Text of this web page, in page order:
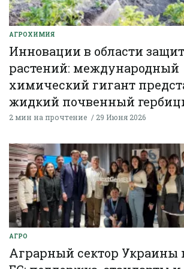
AГРОХИМИЯ
Инновации в области
растений: международный
химический гигант
жидкий почвенный
2 мин на прочтение 29 Июня 2026
АГРО
Аграрный сектор Украины